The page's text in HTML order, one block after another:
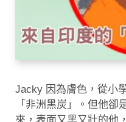
Jacky 因為膚色，從小
「非洲黑炭」。但他卻